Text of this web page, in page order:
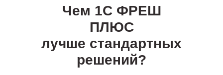
Чем 1С ФРЕШ
ПЛЮС
лучше стандартных
решений?